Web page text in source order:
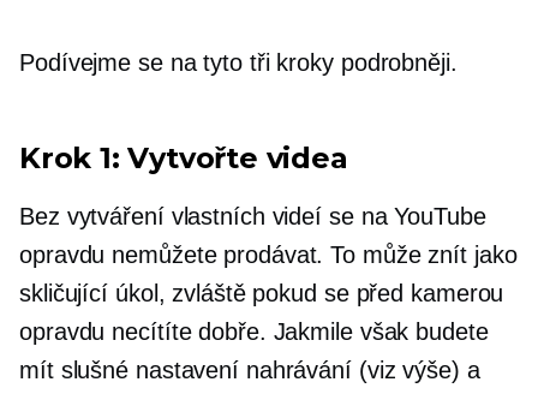
Podívejme se na tyto tři kroky podrobněji.
Krok 1: Vytvořte videa
Bez vytváření vlastních videí se na YouTube
opravdu nemůžete prodávat. To může znít jako
skličující úkol, zvláště pokud se před kamerou
opravdu necítíte dobře. Jakmile však budete
mít slušné nastavení nahrávání (viz výše) a